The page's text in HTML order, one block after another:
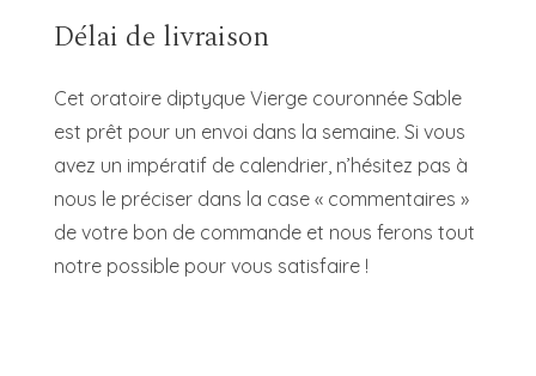
Délai de livraison
Cet oratoire diptyque Vierge couronnée Sable
est prêt pour un envoi dans la semaine. Si vous
avez un impératif de calendrier, n’hésitez pas à
nous le préciser dans la case « commentaires »
de votre bon de commande et nous ferons tout
notre possible pour vous satisfaire !